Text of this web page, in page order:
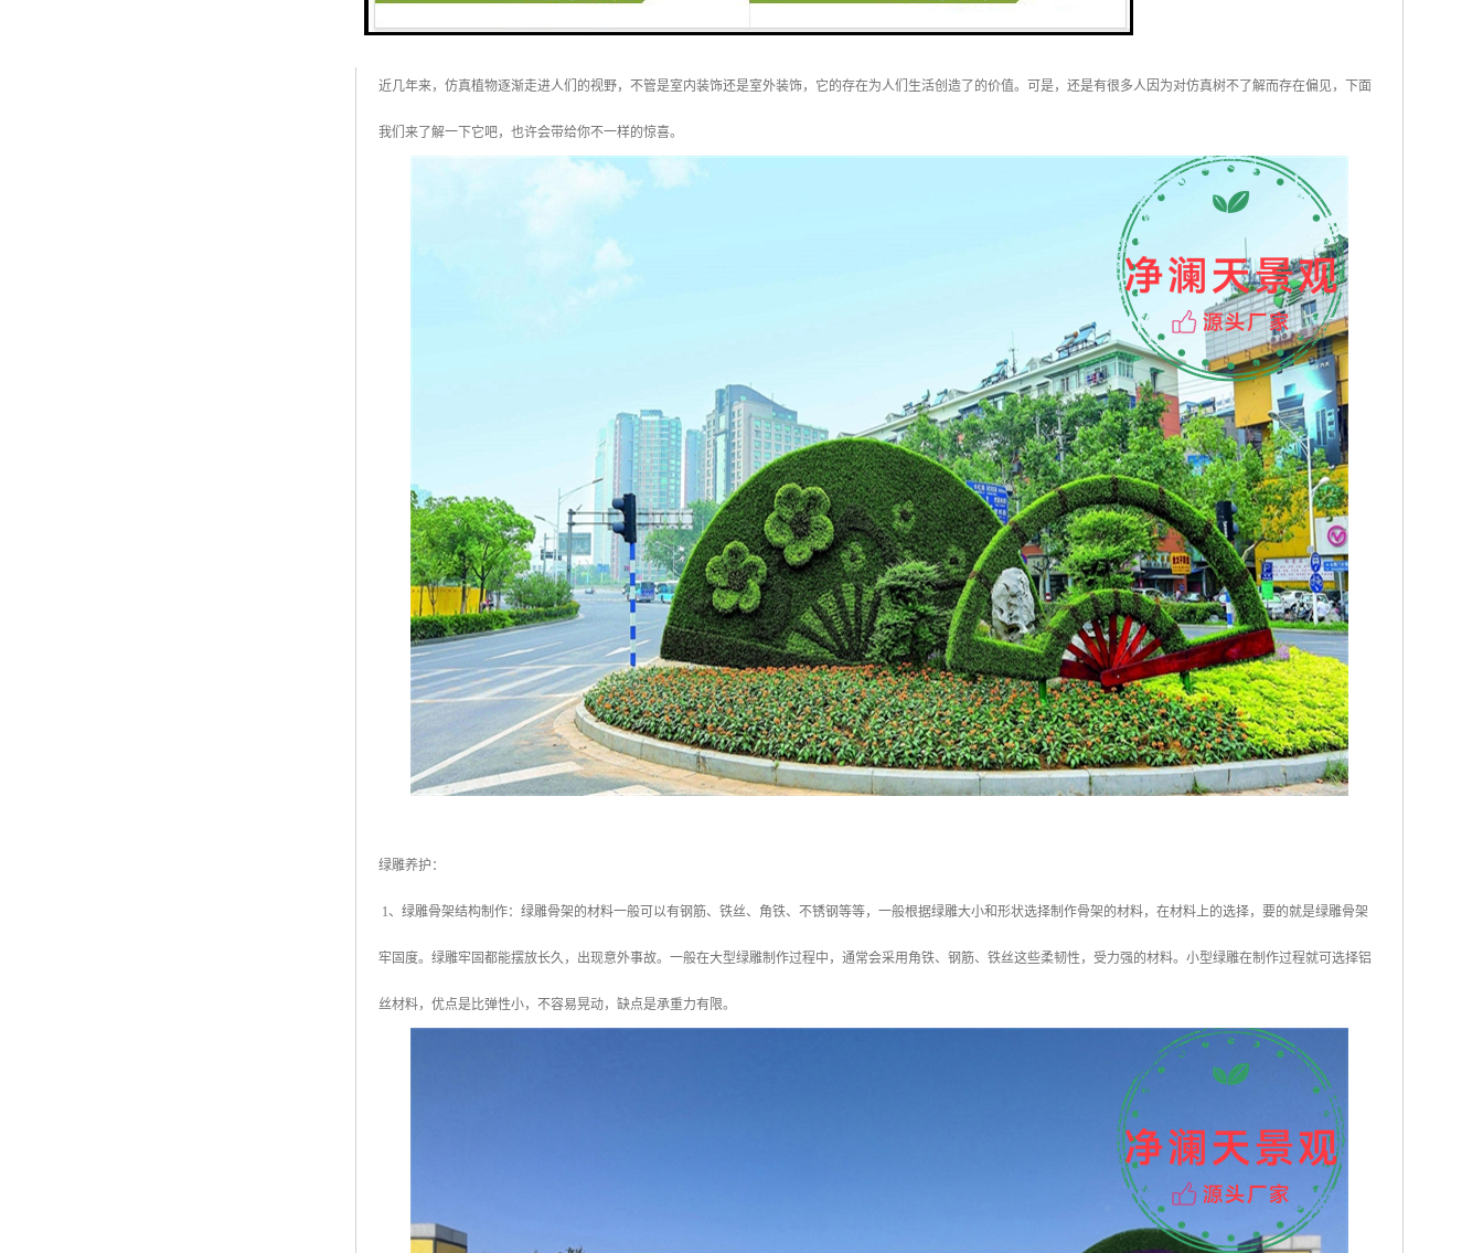
怎么区分仿真植物绿雕中哪些有抗紫外线的功能？
近几年来，仿真植物逐渐走进人们的视野，不管是室内装饰还是室外装饰，它的存在为人们生活创造了的价值。可是，还是有很多人因为对仿真树不了解而存在偏见，下面
我们来了解一下它吧，也许会带给你不一样的惊喜。
绿雕养护：
1、绿雕骨架结构制作：绿雕骨架的材料一般可以有钢筋、铁丝、角铁、不锈钢等等，一般根据绿雕大小和形状选择制作骨架的材料，在材料上的选择，要的就是绿雕骨架
牢固度。绿雕牢固都能摆放长久，出现意外事故。一般在大型绿雕制作过程中，通常会采用角铁、钢筋、铁丝这些柔韧性，受力强的材料。小型绿雕在制作过程就可选择铝
丝材料，优点是比弹性小，不容易晃动，缺点是承重力有限。